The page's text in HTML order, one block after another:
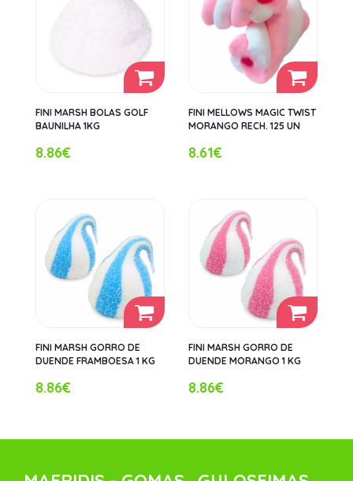
FINI MARSH BOLAS GOLF
BAUNILHA 1KG
8.86€
FINI MELLOWS MAGIC TWIST
MORANGO RECH. 125 UN
8.61€
FINI MARSH GORRO DE
DUENDE FRAMBOESA 1 KG
8.86€
FINI MARSH GORRO DE
DUENDE MORANGO 1 KG
8.86€